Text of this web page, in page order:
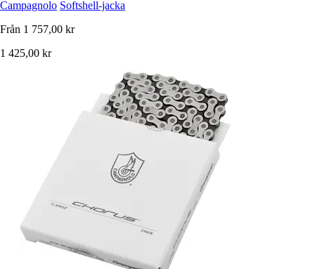
Campagnolo Softshell-jacka
Från 1 757,00 kr
1 425,00 kr